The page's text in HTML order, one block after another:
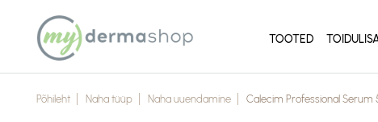
TOOTED
Põhileht Naha tüüp Naha uuendamine Calecim Professional Serum